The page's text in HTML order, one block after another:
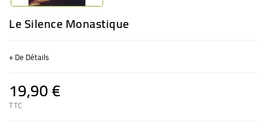
Le Silence Monastique
+ De Détails
19,90 €
TTC